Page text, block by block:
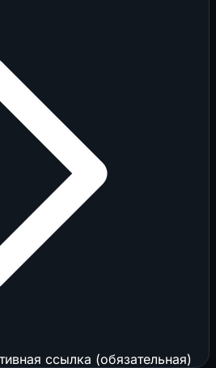
ссылка (обязательная)